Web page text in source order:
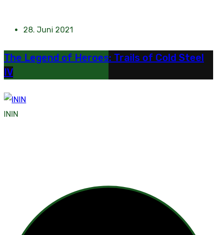
28. Juni 2021
The Legend of Heroes: Trails of Cold Steel
IV
ININ